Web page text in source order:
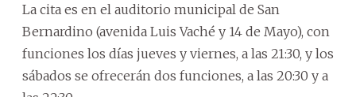
La cita es en el auditorio municipal de San
Bernardino (avenida Luis Vaché y 14 de Mayo), con
funciones los días jueves y viernes, a las 21:30, y los
sábados se ofrecerán dos funciones, a las 20:30 y a